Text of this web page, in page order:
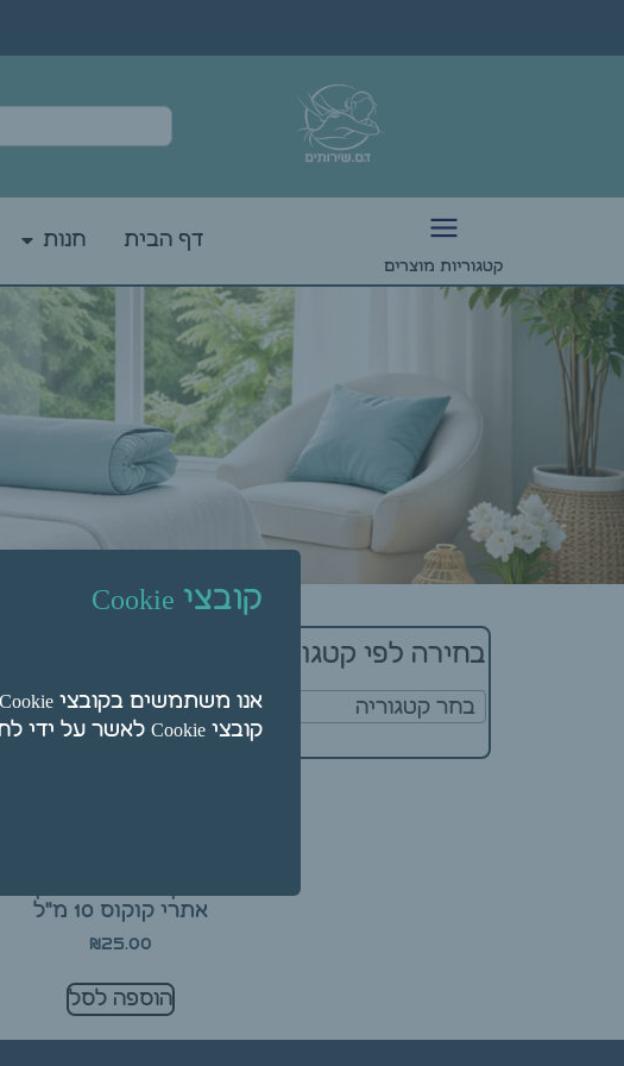
קטגוריות מוצרים
דף הבית חנות
בחירה לפי קטגוריה
בחר קטגוריה
אתרי קוקוס 10 מ"ל
₪25.00
הוספה לסל
קובצי Cookie
קובצי Cookie לאשר על ידי לחיצה על "הגדרות".